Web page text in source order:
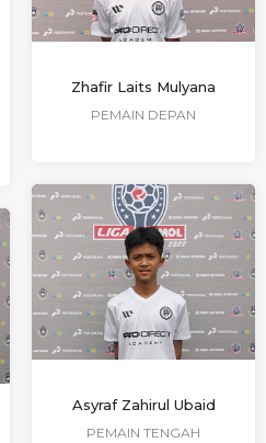
Zhafir Laits Mulyana
PEMAIN DEPAN
Asyraf Zahirul Ubaid
PEMAIN TENGAH